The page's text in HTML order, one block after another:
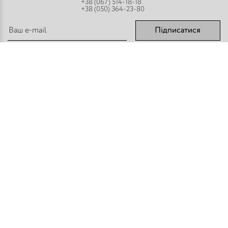
+38 (067) 514-18-18
+38 (050) 364-23-80
Підписатися